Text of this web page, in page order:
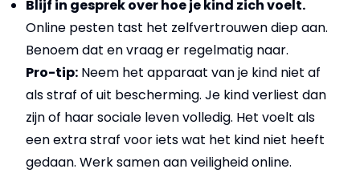
Blijf in gesprek over hoe je kind zich voelt.
Online pesten tast het zelfvertrouwen diep aan.
Benoem dat en vraag er regelmatig naar.
Pro-tip: Neem het apparaat van je kind niet af
als straf of uit bescherming. Je kind verliest dan
zijn of haar sociale leven volledig. Het voelt als
een extra straf voor iets wat het kind niet heeft
gedaan. Werk samen aan veiligheid online.